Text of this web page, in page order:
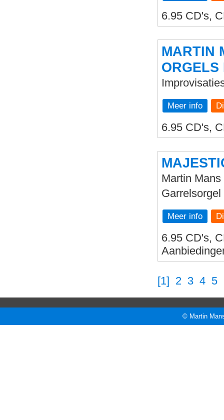
6.95 CD's,
MARTIN
ORGELS
Meer info
6.95 CD's,
Martin
Meer info
6.95 CD's,
[1] 2 3 4 5
© Martin